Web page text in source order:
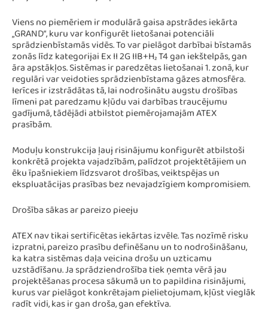
Viens no piemēriem ir modulārā gaisa apstrādes iekārta
„GRAND“, kuru var konfigurēt lietošanai potenciāli
sprādzienbīstamās vidēs. To var pielāgot darbībai bīstamās
zonās līdz kategorijai Ex II 2G IIB+H₂ T4 gan iekštelpās, gan
āra apstākļos. Sistēmas ir paredzētas lietošanai 1. zonā, kur
regulāri var veidoties sprādzienbīstama gāzes atmosfēra.
Ierīces ir izstrādātas tā, lai nodrošinātu augstu drošības
līmeni pat paredzamu kļūdu vai darbības traucējumu
gadījumā, tādējādi atbilstot piemērojamajām ATEX
prasībām.
Moduļu konstrukcija ļauj risinājumu konfigurēt atbilstoši
konkrētā projekta vajadzībām, palīdzot projektētājiem un
ēku īpašniekiem līdzsvarot drošības, veiktspējas un
ekspluatācijas prasības bez nevajadzīgiem kompromisiem.
Drošība sākas ar pareizo pieeju
ATEX nav tikai sertificētas iekārtas izvēle. Tas nozīmē risku
izpratni, pareizo prasību definēšanu un to nodrošināšanu,
ka katra sistēmas daļa veicina drošu un uzticamu
uzstādīšanu. Ja sprādziendrošība tiek ņemta vērā jau
projektēšanas procesa sākumā un to papildina risinājumi,
kurus var pielāgot konkrētajam pielietojumam, kļūst vieglāk
radīt vidi, kas ir gan droša, gan efektīva.